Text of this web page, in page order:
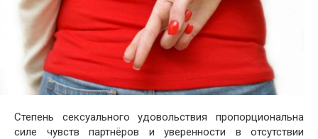
Степень сексуального удовольствия пропорциональна
силе чувств партнёров и уверенности в отсутствии